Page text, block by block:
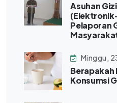
Asuhan
Pelaporan
Minggu,
Berapakah
Konsumsi